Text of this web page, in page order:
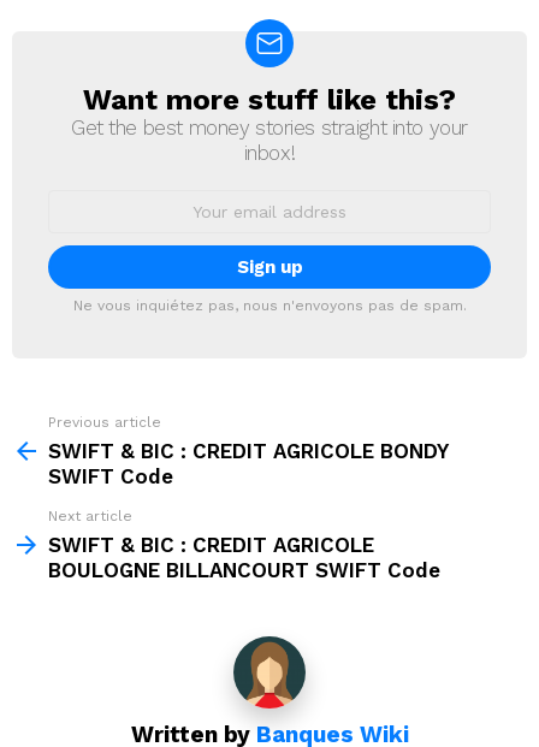
NEWSLETTER
Want more stuff like this?
Get the best money stories straight into your
inbox!
Ne vous inquiétez pas, nous n'envoyons pas de spam.
more
Previous article
SWIFT & BIC : CREDIT AGRICOLE BONDY
SWIFT Code
Next article
SWIFT & BIC : CREDIT AGRICOLE
BOULOGNE BILLANCOURT SWIFT Code
Written by Banques Wiki